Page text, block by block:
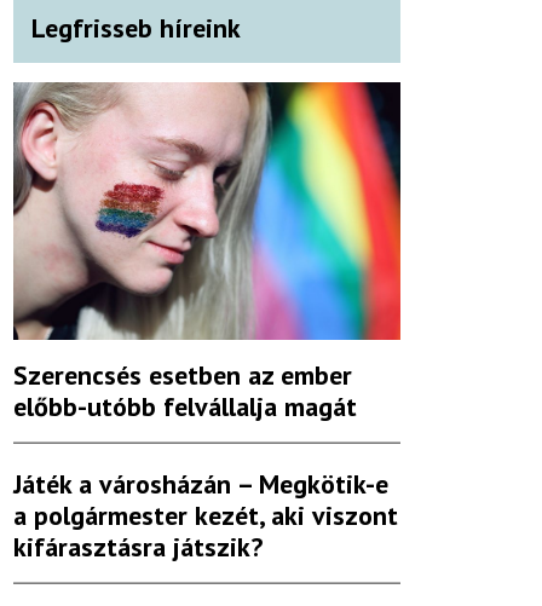
Legfrisseb híreink
Szerencsés esetben az ember
előbb-utóbb felvállalja magát
Játék a városházán – Megkötik-e
a polgármester kezét, aki viszont
kifárasztásra játszik?